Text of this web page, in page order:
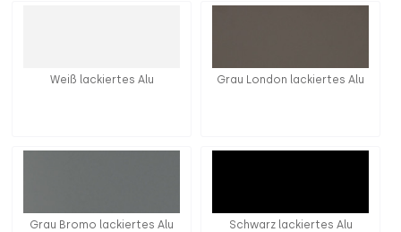
Weiß lackiertes Alu Grau London lackiertes Alu
Grau Bromo lackiertes Alu Schwarz lackiertes Alu